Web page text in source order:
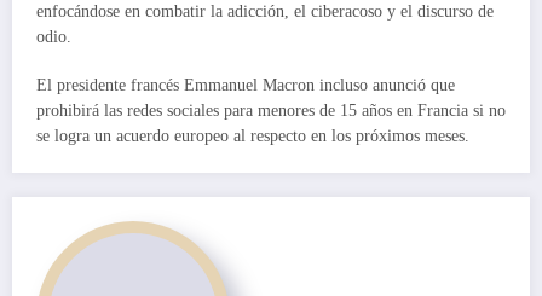
enfocándose en combatir la adicción, el ciberacoso y el discurso de
odio.
El presidente francés Emmanuel Macron incluso anunció que
prohibirá las redes sociales para menores de 15 años en Francia si no
se logra un acuerdo europeo al respecto en los próximos meses.